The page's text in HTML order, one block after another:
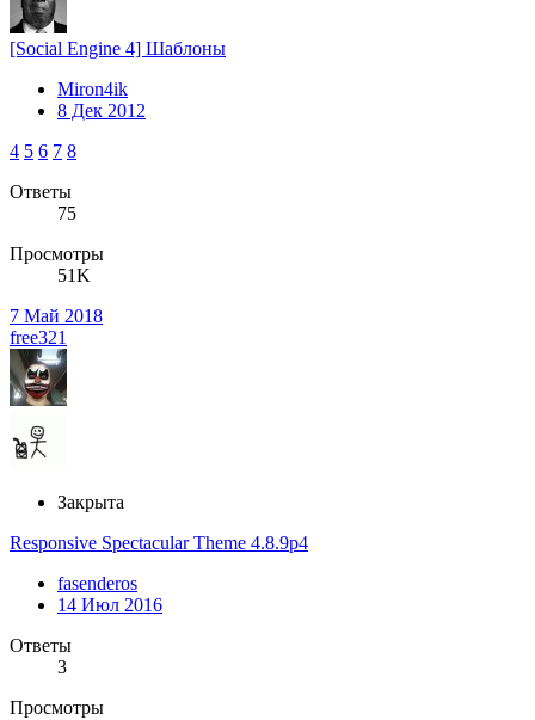
[Social Engine 4] Шаблоны
Miron4ik
8 Дек 2012
4 5 6 7 8
Ответы
75
Просмотры
51K
7 Май 2018
free321
Закрыта
Responsive Spectacular Theme 4.8.9p4
fasenderos
14 Июл 2016
Ответы
3
Просмотры